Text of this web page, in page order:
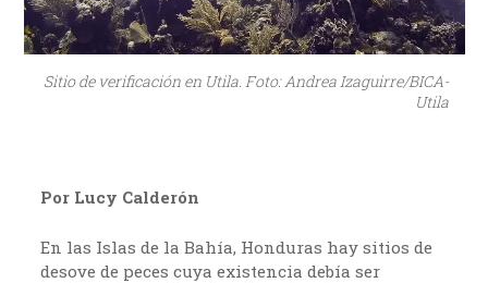
Sitio de verificación en Utila. Foto: Andrea Izaguirre/BICA-
Utila
Por Lucy Calderón
En las Islas de la Bahía, Honduras hay sitios de
desove de peces cuya existencia debía ser